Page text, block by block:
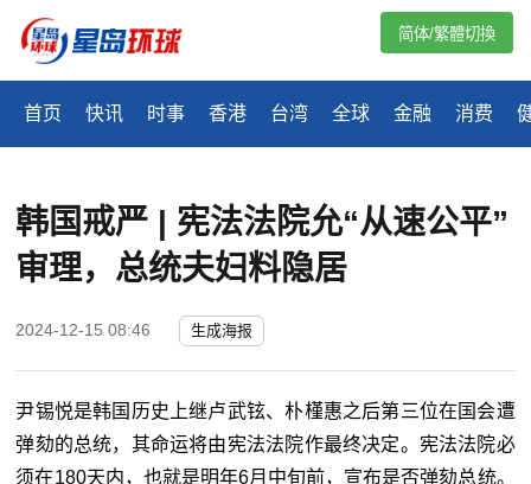
首页 快讯 时事 香港 台湾 全球 金融 消费
简体/繁體切換
韩国戒严 | 宪法法院允“从速公平”
审理，总统夫妇料隐居
2024-12-15 08:46 生成海报
尹锡悦是韩国历史上继卢武铉、朴槿惠之后第三位在国会遭
弹劾的总统，其命运将由宪法法院作最终决定。宪法法院必
须在180天内，也就是明年6月中旬前，宣布是否弹劾总统。